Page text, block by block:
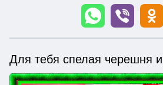
Для тебя спелая черешня